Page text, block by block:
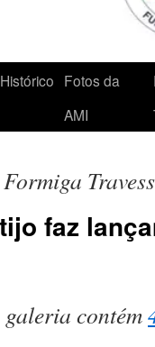
Histórico Fotos da
AMI
faz
contém